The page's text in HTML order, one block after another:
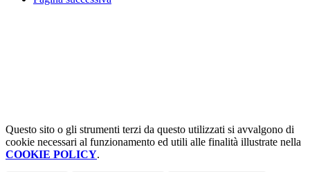
Questo sito o gli strumenti terzi da questo utilizzati si avvalgono di
cookie necessari al funzionamento ed utili alle finalità illustrate nella
COOKIE POLICY.